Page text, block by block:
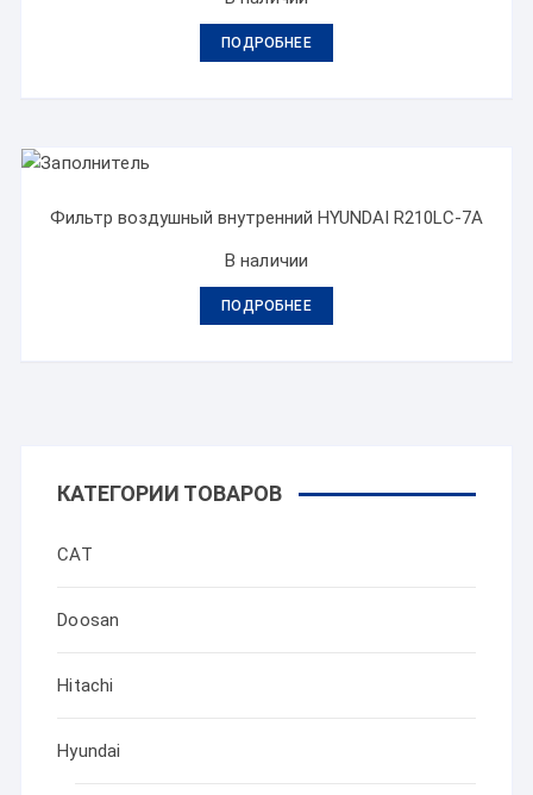
ПОДРОБНЕЕ
Фильтр воздушный внутренний HYUNDAI R210LC-7A
В наличии
ПОДРОБНЕЕ
КАТЕГОРИИ ТОВАРОВ
CAT
Doosan
Hitachi
Hyundai